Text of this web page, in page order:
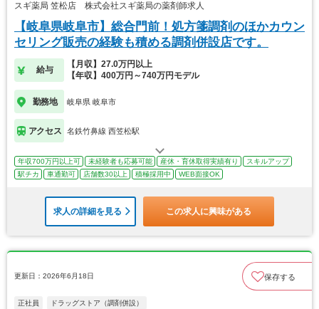
スギ薬局 笠松店 株式会社スギ薬局の薬剤師求人
【岐阜県岐阜市】総合門前！処方箋調剤のほかカウン
セリング販売の経験も積める調剤併設店です。
給与
【月収】27.0万円以上
【年収】400万円～740万円モデル
勤務地 岐阜県 岐阜市
アクセス 名鉄竹鼻線 西笠松駅
年収700万円以上可 未経験者も応募可能 産休・育休取得実績有り
スキルアップ
駅チカ
車通勤可 店舗数30以上 積極採用中 WEB面接OK
求人の詳細を見る この求人に興味がある
更新日：2026年6月18日 保存する
正社員 ドラッグストア（調剤併設）